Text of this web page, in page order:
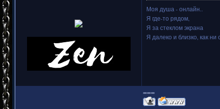
Моя душа - онлайн..
Я где-то рядом,
Я за стеклом экрана
Я далеко и близко, как ни
===